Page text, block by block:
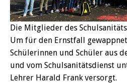
Die Mitglieder des
Um für den Ernstfall
Schülerinnen und Schüler aus
und vom Schulsanitätsdienst
Lehrer Harald Frank versorgt.